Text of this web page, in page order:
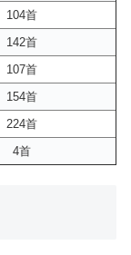
104首
142首
107首
154首
224首
4首